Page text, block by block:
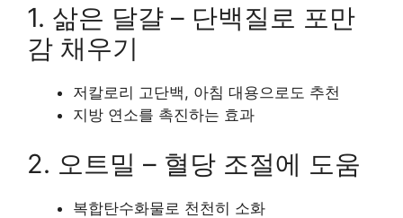
1. 삶은 달걀 – 단백질로 포만
감 채우기
저칼로리 고단백, 아침 대용으로도 추천
지방 연소를 촉진하는 효과
2. 오트밀 – 혈당 조절에 도움
복합탄수화물로 천천히 소화